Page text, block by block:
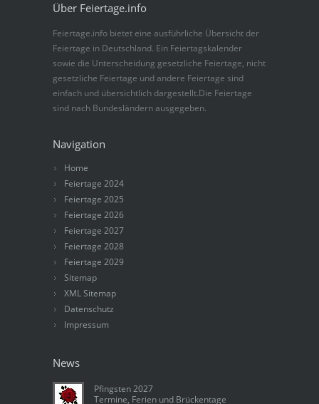
Über Feiertage.info
Feiertage.info bietet eine ausführliche Übersicht der
Feiertage in Deutschland. Ein Feiertagskalender
sowie die Unterscheidung gesetzliche Feiertage, nicht
gesetzliche Feiertage und andere Feiertage sind
einfach und übersichtlich dargestellt.Die Feiertage
sind nach Bundesländern ausgegeben.
Navigation
Home
Feiertage 2024
Feiertage 2025
Feiertage 2026
Feiertage 2027
Feiertage 2028
Feiertage 2029
Sitemap
XML Sitemap
Datenschutz
Impressum
News
Pfingsten 2027
Termine, Ferien und Brückentage